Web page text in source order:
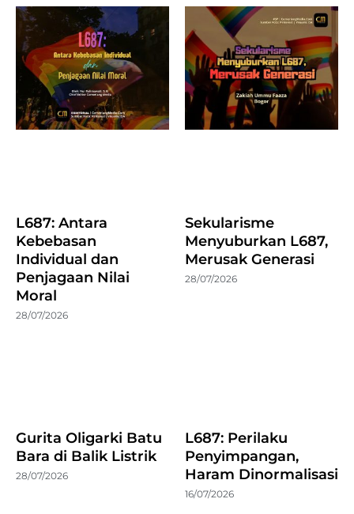
L687: Antara
Kebebasan
Individual dan
Penjagaan Nilai
Moral
28/07/2026
Sekularisme
Menyuburkan L687,
Merusak Generasi
28/07/2026
Gurita Oligarki Batu
Bara di Balik Listrik
28/07/2026
L687: Perilaku
Penyimpangan,
Haram Dinormalisasi
16/07/2026